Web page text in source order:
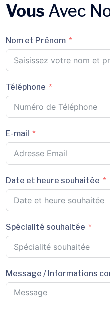
Vous Avec
Nom et Prénom
Téléphone
E-mail
Date et heure souhaitée
Spécialité souhaitée
Message / Informations